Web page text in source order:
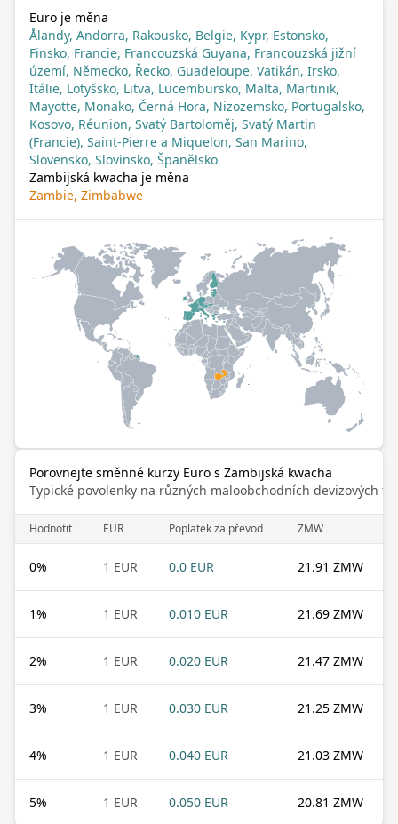
Euro je měna
Ålandy, Andorra, Rakousko, Belgie, Kypr, Estonsko,
Finsko, Francie, Francouzská Guyana, Francouzská jižní
území, Německo, Řecko, Guadeloupe, Vatikán, Irsko,
Itálie, Lotyšsko, Litva, Lucembursko, Malta, Martinik,
Mayotte, Monako, Černá Hora, Nizozemsko, Portugalsko,
Kosovo, Réunion, Svatý Bartoloměj, Svatý Martin
(Francie), Saint-Pierre a Miquelon, San Marino,
Slovensko, Slovinsko, Španělsko
Zambijská kwacha je měna
Zambie, Zimbabwe
Porovnejte směnné kurzy Euro s Zambijská kwacha
Typické povolenky na různých maloobchodních devizových
Hodnotit EUR Poplatek za převod ZMW
0% 1 EUR 0.0 EUR 21.91 ZMW
1% 1 EUR 0.010 EUR 21.69 ZMW
2% 1 EUR 0.020 EUR 21.47 ZMW
3% 1 EUR 0.030 EUR 21.25 ZMW
4% 1 EUR 0.040 EUR 21.03 ZMW
5% 1 EUR 0.050 EUR 20.81 ZMW